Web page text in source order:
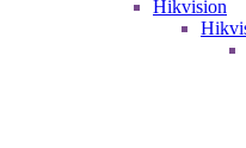
Hikvision